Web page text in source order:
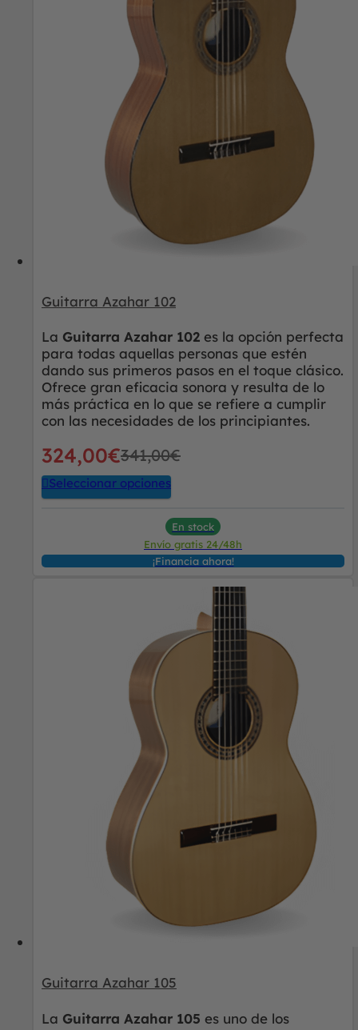
Guitarra Azahar 102
La Guitarra Azahar 102 es la opción perfecta
para todas aquellas personas que estén
dando sus primeros pasos en el toque clásico.
Ofrece gran eficacia sonora y resulta de lo
más práctica en lo que se refiere a cumplir
con las necesidades de los principiantes.
324,00€341,00€
Seleccionar opciones
En stock
Envío gratis 24/48h
¡Financia ahora!
Guitarra Azahar 105
La Guitarra Azahar 105 es uno de los